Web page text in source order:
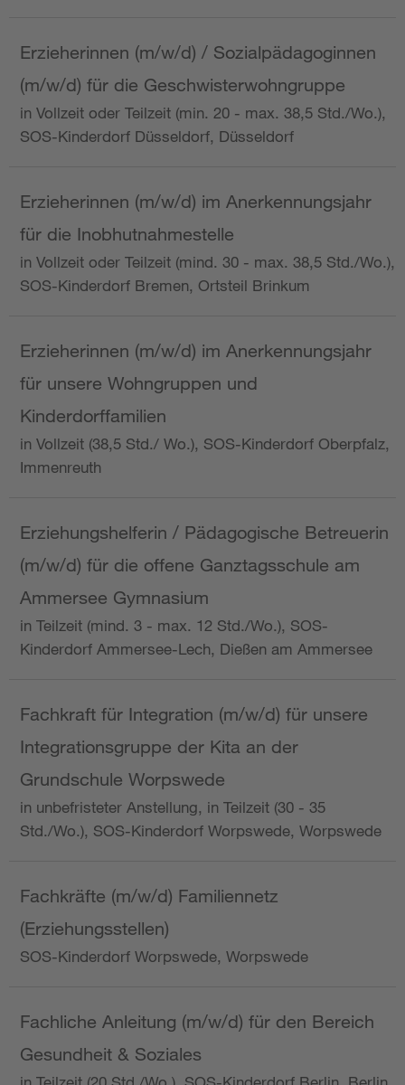
Erzieherinnen (m/w/d) / Sozialpädagoginnen
(m/w/d) für die Geschwisterwohngruppe
in Vollzeit oder Teilzeit (min. 20 - max. 38,5 Std./Wo.),
SOS-Kinderdorf Düsseldorf, Düsseldorf
Erzieherinnen (m/w/d) im Anerkennungsjahr
für die Inobhutnahmestelle
in Vollzeit oder Teilzeit (mind. 30 - max. 38,5 Std./Wo.),
SOS-Kinderdorf Bremen, Ortsteil Brinkum
Erzieherinnen (m/w/d) im Anerkennungsjahr
für unsere Wohngruppen und
Kinderdorffamilien
in Vollzeit (38,5 Std./ Wo.), SOS-Kinderdorf Oberpfalz,
Immenreuth
Erziehungshelferin / Pädagogische Betreuerin
(m/w/d) für die offene Ganztagsschule am
Ammersee Gymnasium
in Teilzeit (mind. 3 - max. 12 Std./Wo.), SOS-
Kinderdorf Ammersee-Lech, Dießen am Ammersee
Fachkraft für Integration (m/w/d) für unsere
Integrationsgruppe der Kita an der
Grundschule Worpswede
in unbefristeter Anstellung, in Teilzeit (30 - 35
Std./Wo.), SOS-Kinderdorf Worpswede, Worpswede
Fachkräfte (m/w/d) Familiennetz
(Erziehungsstellen)
SOS-Kinderdorf Worpswede, Worpswede
Fachliche Anleitung (m/w/d) für den Bereich
Gesundheit & Soziales